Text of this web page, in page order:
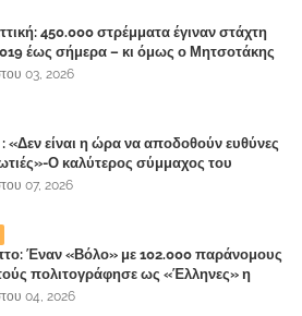
450.000 στρέμματα έγιναν στάχτη
έως σήμερα – κι όμως ο Μητσοτάκης
και 45% στις εκλογές του 2023,ενώ 50%
03, 2026
«Δεν είναι η ώρα να αποδοθούν ευθύνες
Ο καλύτερος σύμμαχος του
07, 2026
Έναν «Βόλο» με 102.000 παράνομους
πολιτογράφησε ως «Έλληνες» η
04, 2026